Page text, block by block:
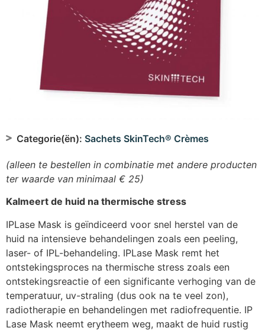
Categorie(ën): Sachets SkinTech® Crèmes
(alleen te bestellen in combinatie met andere producten
ter waarde van minimaal € 25)
Kalmeert de huid na thermische stress
IPLase Mask is geïndiceerd voor snel herstel van de
huid na intensieve behandelingen zoals een peeling,
laser- of IPL-behandeling. IPLase Mask remt het
ontstekingsproces na thermische stress zoals een
ontstekingsreactie of een significante verhoging van de
temperatuur, uv-straling (dus ook na te veel zon),
radiotherapie en behandelingen met radiofrequentie. IP
Lase Mask neemt erytheem weg, maakt de huid rustig